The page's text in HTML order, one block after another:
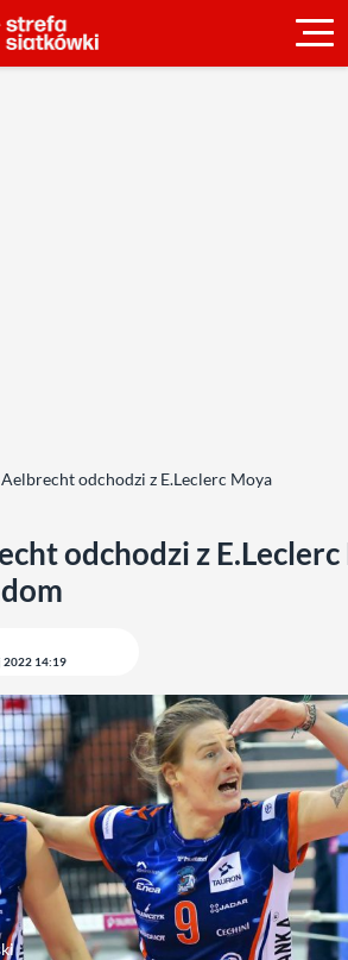
odchodzi z E.Leclerc Moya
odchodzi z
2022 14:19